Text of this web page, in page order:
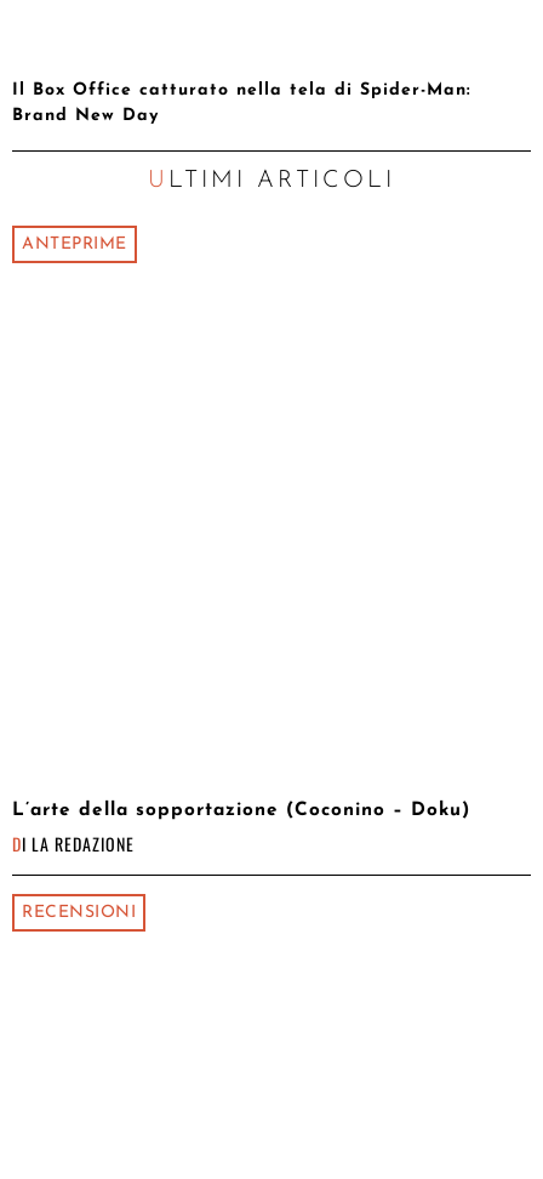
Il Box Office catturato nella tela di Spider-Man:
Brand New Day
ULTIMI ARTICOLI
ANTEPRIME
L’arte della sopportazione (Coconino – Doku)
DI LA REDAZIONE
RECENSIONI